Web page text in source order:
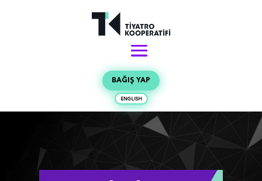
BAĞIŞ YAP
ENGLISH